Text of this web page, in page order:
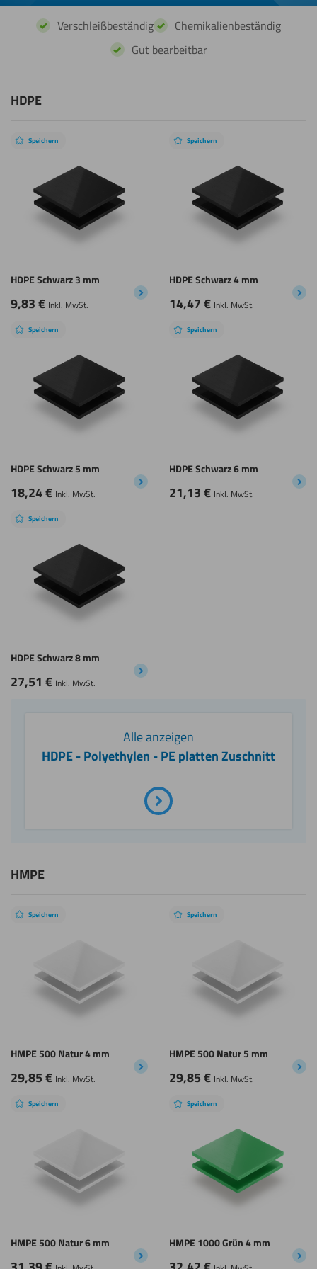
Verschleißbeständig
Chemikalienbeständig
Gut bearbeitbar
HDPE
Speichern
HDPE Schwarz 3 mm
9,83€ Inkl. MwSt.
Speichern
HDPE Schwarz 4 mm
14,47€ Inkl. MwSt.
Speichern
HDPE Schwarz 5 mm
18,24€ Inkl. MwSt.
Speichern
HDPE Schwarz 6 mm
21,13€ Inkl. MwSt.
Speichern
HDPE Schwarz 8 mm
27,51 € Inkl. MwSt.
Alle anzeigen
HDPE - Polyethylen - PE platten Zuschnitt
HMPE
Speichern
HMPE 500 Natur 4 mm
29,85€ Inkl. MwSt.
Speichern
HMPE 500 Natur 5 mm
29,85€ Inkl. MwSt.
Speichern
HMPE 500 Natur 6 mm
Speichern
HMPE 1000 Grün 4 mm